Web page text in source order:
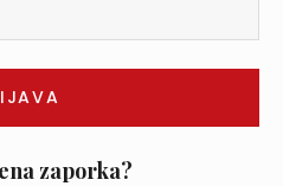
zaporka?